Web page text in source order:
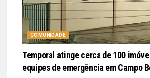
COMUNIDADE
Temporal atinge cerca de 100
equipes de emergência em Campo